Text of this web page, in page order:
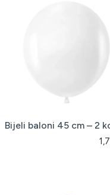
Bijeli baloni 45 cm – 2